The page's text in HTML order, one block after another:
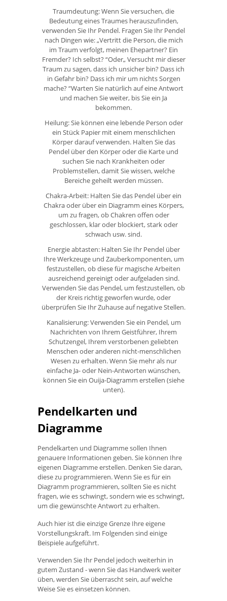
Traumdeutung: Wenn Sie versuchen, die
Bedeutung eines Traumes herauszufinden,
verwenden Sie Ihr Pendel. Fragen Sie Ihr Pendel
nach Dingen wie: „Vertritt die Person, die mich
im Traum verfolgt, meinen Ehepartner? Ein
Fremder? Ich selbst? “Oder„ Versucht mir dieser
Traum zu sagen, dass ich unsicher bin? Dass ich
in Gefahr bin? Dass ich mir um nichts Sorgen
mache? “Warten Sie natürlich auf eine Antwort
und machen Sie weiter, bis Sie ein Ja
bekommen.
Heilung: Sie können eine lebende Person oder
ein Stück Papier mit einem menschlichen
Körper darauf verwenden. Halten Sie das
Pendel über den Körper oder die Karte und
suchen Sie nach Krankheiten oder
Problemstellen, damit Sie wissen, welche
Bereiche geheilt werden müssen.
Chakra-Arbeit: Halten Sie das Pendel über ein
Chakra oder über ein Diagramm eines Körpers,
um zu fragen, ob Chakren offen oder
geschlossen, klar oder blockiert, stark oder
schwach usw. sind.
Energie abtasten: Halten Sie Ihr Pendel über
Ihre Werkzeuge und Zauberkomponenten, um
festzustellen, ob diese für magische Arbeiten
ausreichend gereinigt oder aufgeladen sind.
Verwenden Sie das Pendel, um festzustellen, ob
der Kreis richtig geworfen wurde, oder
überprüfen Sie Ihr Zuhause auf negative Stellen.
Kanalisierung: Verwenden Sie ein Pendel, um
Nachrichten von Ihrem Geistführer, Ihrem
Schutzengel, Ihrem verstorbenen geliebten
Menschen oder anderen nicht-menschlichen
Wesen zu erhalten. Wenn Sie mehr als nur
einfache Ja- oder Nein-Antworten wünschen,
können Sie ein Ouija-Diagramm erstellen (siehe
unten).
Pendelkarten und
Diagramme
Pendelkarten und Diagramme sollen Ihnen
genauere Informationen geben. Sie können Ihre
eigenen Diagramme erstellen. Denken Sie daran,
diese zu programmieren. Wenn Sie es für ein
Diagramm programmieren, sollten Sie es nicht
fragen, wie es schwingt, sondern wie es schwingt,
um die gewünschte Antwort zu erhalten.
Auch hier ist die einzige Grenze Ihre eigene
Vorstellungskraft. Im Folgenden sind einige
Beispiele aufgeführt.
Verwenden Sie Ihr Pendel jedoch weiterhin in
gutem Zustand - wenn Sie das Handwerk weiter
üben, werden Sie überrascht sein, auf welche
Weise Sie es einsetzen können.